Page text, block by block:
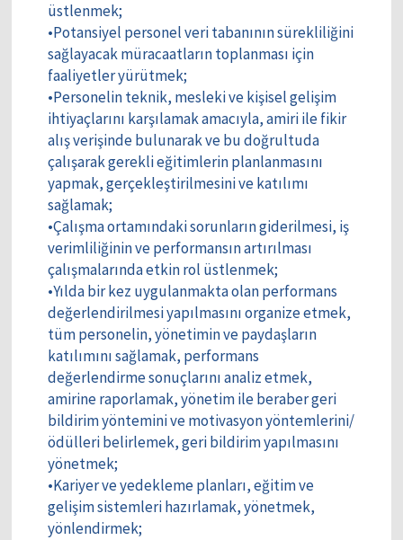
üstlenmek;
•Potansiyel personel veri tabanının sürekliliğini
sağlayacak müracaatların toplanması için
faaliyetler yürütmek;
•Personelin teknik, mesleki ve kişisel gelişim
ihtiyaçlarını karşılamak amacıyla, amiri ile fikir
alış verişinde bulunarak ve bu doğrultuda
çalışarak gerekli eğitimlerin planlanmasını
yapmak, gerçekleştirilmesini ve katılımı
sağlamak;
•Çalışma ortamındaki sorunların giderilmesi, iş
verimliliğinin ve performansın artırılması
çalışmalarında etkin rol üstlenmek;
•Yılda bir kez uygulanmakta olan performans
değerlendirilmesi yapılmasını organize etmek,
tüm personelin, yönetimin ve paydaşların
katılımını sağlamak, performans
değerlendirme sonuçlarını analiz etmek,
amirine raporlamak, yönetim ile beraber geri
bildirim yöntemini ve motivasyon yöntemlerini/
ödülleri belirlemek, geri bildirim yapılmasını
yönetmek;
•Kariyer ve yedekleme planları, eğitim ve
gelişim sistemleri hazırlamak, yönetmek,
yönlendirmek;